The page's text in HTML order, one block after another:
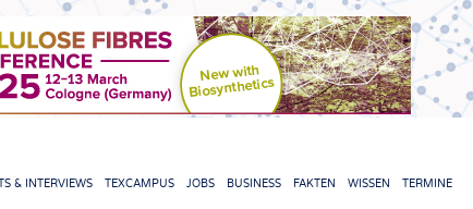
& INTERVIEWS TEXCAMPUS JOBS BUSINESS FAKTEN WISSEN TERMINE